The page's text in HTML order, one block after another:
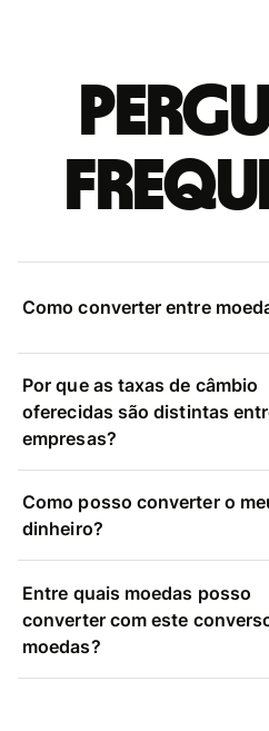
Como converter entre
Por que as taxas de câmbio
oferecidas são distintas
empresas?
Como posso converter o
dinheiro?
Entre quais moedas posso
converter com este
moedas?